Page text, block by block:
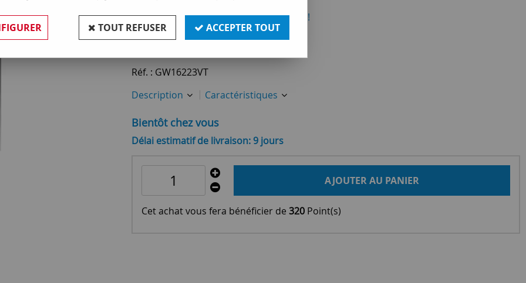
Soyez le premier à donner votre avis !
32,60 €TTC
Réf. : GW16223VT
Description
Caractéristiques
Bientôt chez vous
Délai estimatif de livraison: 9 jours
AJOUTER AU PANIER
Cet achat vous fera bénéficier de 320 Point(s)
TOUT REFUSER ACCEPTER TOUT